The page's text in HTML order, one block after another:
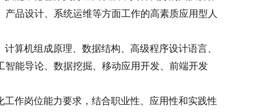
品设计、系统运维等方面工作的高素质应用型人
算机组成原理、数据结构、高级程序设计语言、
能导论、数据挖掘、移动应用开发、前端开发
作岗位能力要求，结合职业性、应用性和实践性